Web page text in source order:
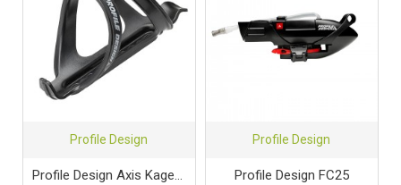
Profile Design
Profile Design Axis Kage Black
Profile Design
Profile Design FC25